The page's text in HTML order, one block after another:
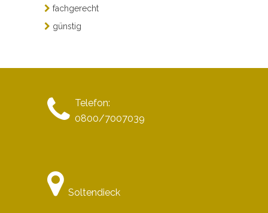
fachgerecht
günstig
Telefon:
0800/7007039
Soltendieck